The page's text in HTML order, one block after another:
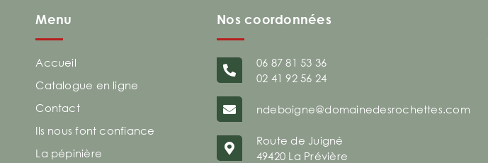
Menu
Accueil
Catalogue en ligne
Contact
Ils nous font confiance
La pépinière
Nos coordonnées
06 87 81 53 36
02 41 92 56 24
ndeboigne@domainedesrochettes.com
Route de Juigné
49420 La Prévière